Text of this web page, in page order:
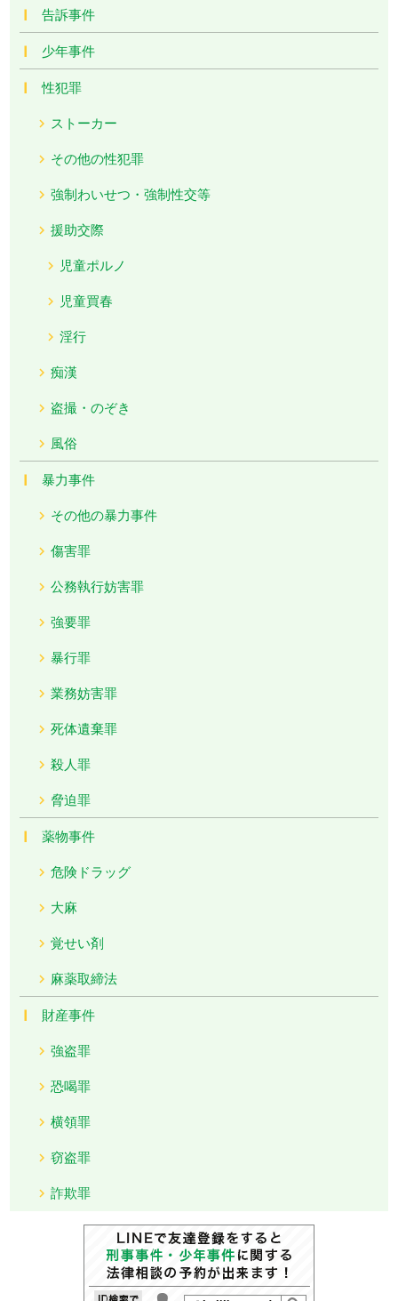
告訴事件
少年事件
性犯罪
ストーカー
その他の性犯罪
強制わいせつ・強制性交等
援助交際
児童ポルノ
児童買春
淫行
痴漢
盗撮・のぞき
風俗
暴力事件
その他の暴力事件
傷害罪
公務執行妨害罪
強要罪
暴行罪
業務妨害罪
死体遺棄罪
殺人罪
脅迫罪
薬物事件
危険ドラッグ
大麻
覚せい剤
麻薬取締法
財産事件
強盗罪
恐喝罪
横領罪
窃盗罪
詐欺罪